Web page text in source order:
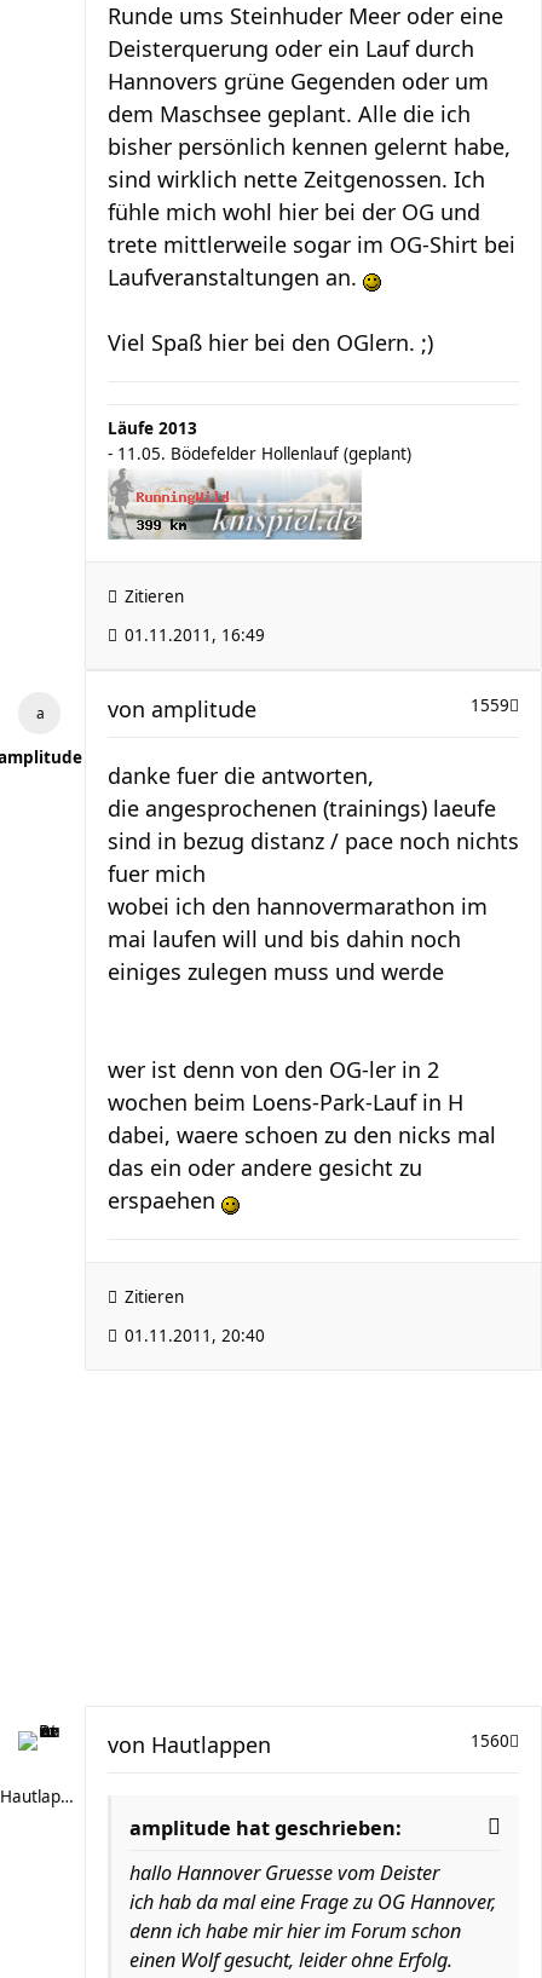
Runde ums Steinhuder Meer oder eine
Deisterquerung oder ein Lauf durch
Hannovers grüne Gegenden oder um
dem Maschsee geplant. Alle die ich
bisher persönlich kennen gelernt habe,
sind wirklich nette Zeitgenossen. Ich
fühle mich wohl hier bei der OG und
trete mittlerweile sogar im OG-Shirt bei
Laufveranstaltungen an.
Viel Spaß hier bei den OGlern. ;)
Läufe 2013
- 11.05. Bödefelder Hollenlauf (geplant)
Zitieren
01.11.2011, 16:49
1559
von amplitude
danke fuer die antworten,
die angesprochenen (trainings) laeufe
sind in bezug distanz / pace noch nichts
fuer mich
wobei ich den hannovermarathon im
mai laufen will und bis dahin noch
einiges zulegen muss und werde
wer ist denn von den OG-ler in 2
wochen beim Loens-Park-Lauf in H
dabei, waere schoen zu den nicks mal
das ein oder andere gesicht zu
erspaehen
Zitieren
01.11.2011, 20:40
Hautlappen
1560
von Hautlappen
amplitude hat geschrieben:
hallo Hannover Gruesse vom Deister
ich hab da mal eine Frage zu OG Hannover,
denn ich habe mir hier im Forum schon
einen Wolf gesucht, leider ohne Erfolg.